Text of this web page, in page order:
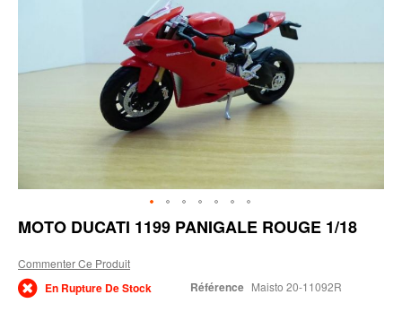
Skip
to
beginning
of
the
MOTO DUCATI 1199 PANIGALE ROUGE 1/18
Commenter Ce Produit
En Rupture De Stock Référence Maisto 20-11092R